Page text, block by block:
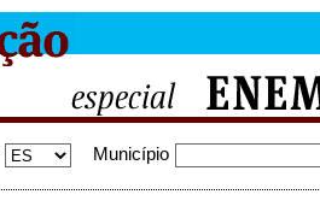
Município